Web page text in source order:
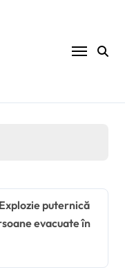
Explozie puternică
evacuate în